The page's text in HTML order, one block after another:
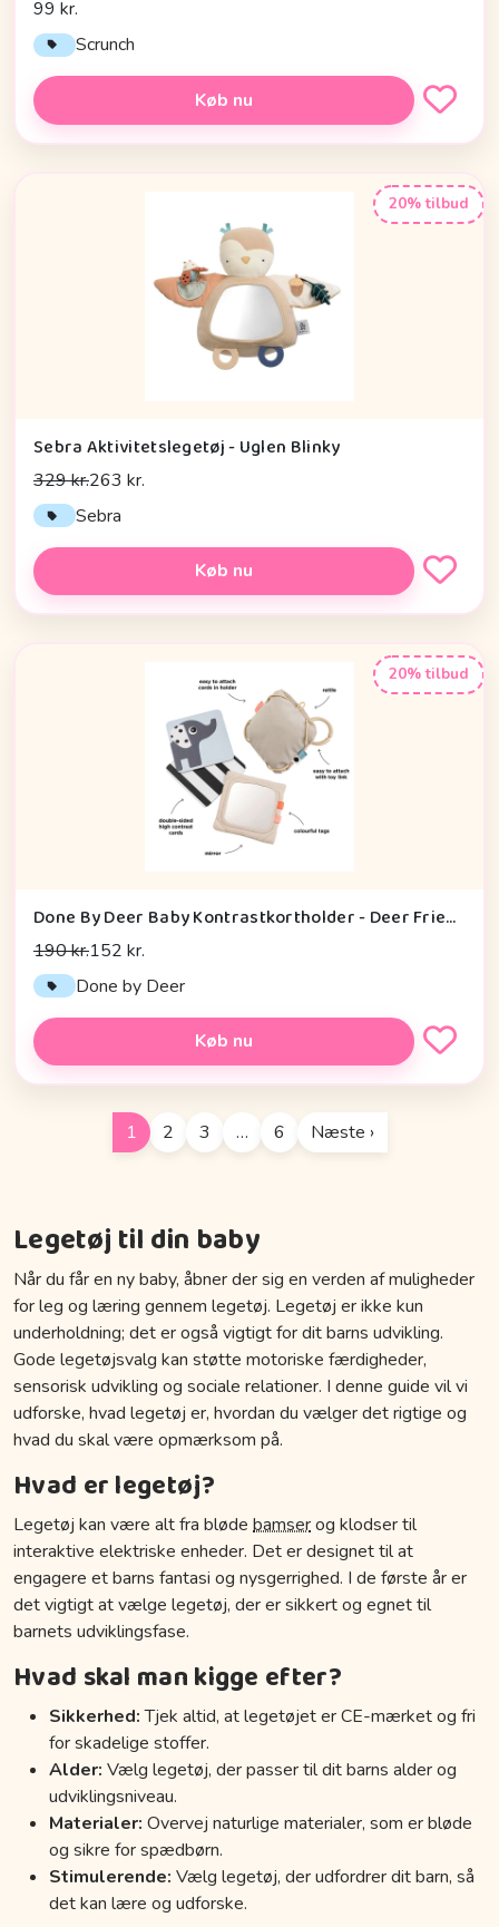
99 kr.
Scrunch
Køb nu
20% tilbud
Sebra Aktivitetslegetøj - Uglen Blinky
329 kr.263 kr.
Sebra
Køb nu
20% tilbud
Done By Deer Baby Kontrastkortholder - Deer Friends - Sand
190 kr.152 kr.
Done by Deer
Køb nu
1 2 3 … 6 Næste ›
Legetøj til din baby
Når du får en ny baby, åbner der sig en verden af muligheder
for leg og læring gennem legetøj. Legetøj er ikke kun
underholdning; det er også vigtigt for dit barns udvikling.
Gode legetøjsvalg kan støtte motoriske færdigheder,
sensorisk udvikling og sociale relationer. I denne guide vil vi
udforske, hvad legetøj er, hvordan du vælger det rigtige og
hvad du skal være opmærksom på.
Hvad er legetøj?
Legetøj kan være alt fra bløde bamserog klodser til
interaktive elektriske enheder. Det er designet til at
engagere et barns fantasi og nysgerrighed. I de første år er
det vigtigt at vælge legetøj, der er sikkert og egnet til
barnets udviklingsfase.
Hvad skal man kigge efter?
Sikkerhed:Tjek altid, at legetøjet er CE-mærket og fri
for skadelige stoffer.
Alder: Vælg legetøj, der passer til dit barns alder og
udviklingsniveau.
Materialer: Overvej naturlige materialer, som er bløde
og sikre for spædbørn.
Stimulerende: Vælg legetøj, der udfordrer dit barn, så
det kan lære og udforske.